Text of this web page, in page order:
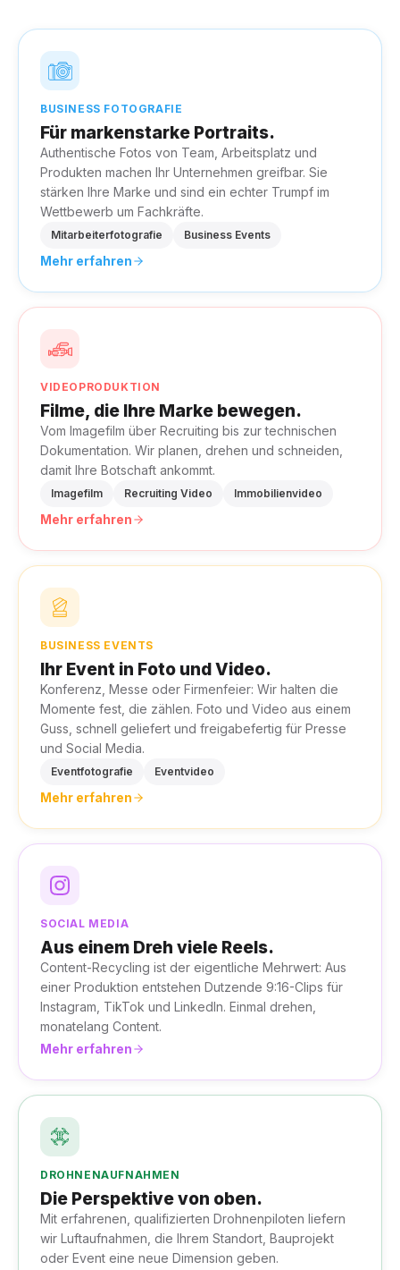
BUSINESS FOTOGRAFIE
Für markenstarke Portraits.
Authentische Fotos von Team, Arbeitsplatz und
Produkten machen Ihr Unternehmen greifbar. Sie
stärken Ihre Marke und sind ein echter Trumpf im
Wettbewerb um Fachkräfte.
Mitarbeiterfotografie Business Events
Mehr erfahren
VIDEOPRODUKTION
Filme, die Ihre Marke bewegen.
Vom Imagefilm über Recruiting bis zur technischen
Dokumentation. Wir planen, drehen und schneiden,
damit Ihre Botschaft ankommt.
Imagefilm Recruiting Video Immobilienvideo
Mehr erfahren
BUSINESS EVENTS
Ihr Event in Foto und Video.
Konferenz, Messe oder Firmenfeier: Wir halten die
Momente fest, die zählen. Foto und Video aus einem
Guss, schnell geliefert und freigabefertig für Presse
und Social Media.
Eventfotografie Eventvideo
Mehr erfahren
SOCIAL MEDIA
Aus einem Dreh viele Reels.
Content-Recycling ist der eigentliche Mehrwert: Aus
einer Produktion entstehen Dutzende 9:16-Clips für
Instagram, TikTok und LinkedIn. Einmal drehen,
monatelang Content.
Mehr erfahren
DROHNENAUFNAHMEN
Die Perspektive von oben.
Mit erfahrenen, qualifizierten Drohnenpiloten liefern
wir Luftaufnahmen, die Ihrem Standort, Bauprojekt
oder Event eine neue Dimension geben.